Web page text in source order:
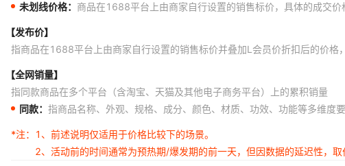
未划线价格： 商品在1688平台上由商家自行设置的销售标价，具体的成交
【发布价】
指商品在1688平台上由商家自行设置的销售标价并叠加L会员价折扣后的价格
【全网销量】
指同款商品在多个平台（含淘宝、天猫及其他电子商务平台）上的累积销量
同款： 指商品名称、外观、规格、成分、颜色、材质、功效、功能等多维度
*注：
1、前述说明仅适用于价格比较下的场景。
2、活动前的时间通常为预热期/爆发期的前一天，但因数据的延迟性，